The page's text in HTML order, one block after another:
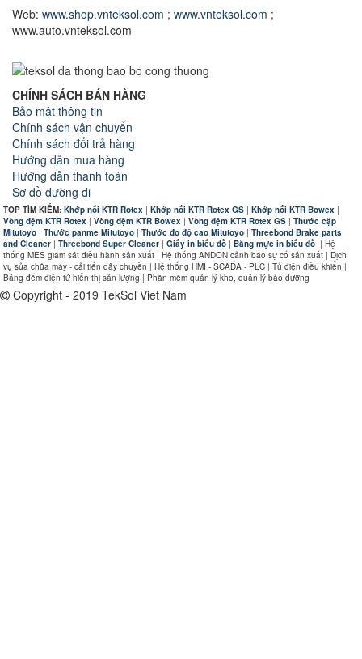
Web: www.shop.vnteksol.com ; www.vnteksol.com ;
www.auto.vnteksol.com
CHÍNH SÁCH BÁN HÀNG
Bảo mật thông tin
Chính sách vận chuyển
Chính sách đổi trả hàng
Hướng dẫn mua hàng
Hướng dẫn thanh toán
Sơ đồ đường đi
TOP TÌM KIẾM:Khớp nối KTR Rotex |Khớp nối KTR Rotex GS |Khớp nối KTR Bowex |
Vòng đệm KTR Rotex | Vòng đệm KTR Bowex |Vòng đệm KTR Rotex GS |Thước cặp
Mitutoyo |Thước panme Mitutoyo |Thước đo độ cao Mitutoyo |Threebond Brake parts
and Cleaner |Threebond Super Cleaner |Giấy in biểu đồ |Băng mực in biểu đồ | Hệ
thống MES giám sát điều hành sản xuất | Hệ thống ANDON cảnh báo sự cố sản xuất | Dịch
vụ sửa chữa máy - cải tiến dây chuyền | Hệ thống HMI - SCADA - PLC | Tủ điện điều khiển |
Bảng đếm điện tử hiển thị sản lượng | Phần mềm quản lý kho, quản lý bảo dưỡng
Copyright - 2019 TekSol Viet Nam